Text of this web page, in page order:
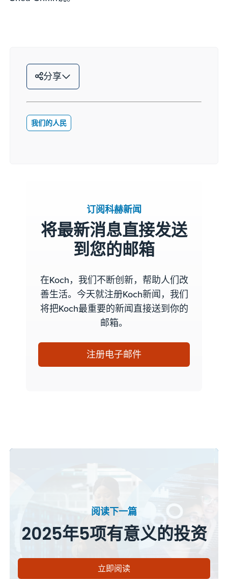
分享
我们的人民
订阅科赫新闻
将最新消息直接发送
到您的邮箱
在Koch，我们不断创新，帮助人们改
善生活。今天就注册Koch新闻，我们
将把Koch最重要的新闻直接送到你的
邮箱。
注册电子邮件
阅读下一篇
2025年5项有意义的投资
立即阅读